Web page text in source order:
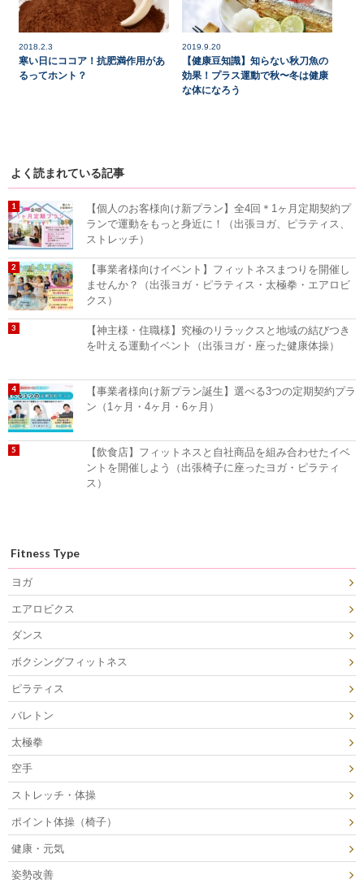
2018.2.3
寒い日にココア！抗肥満作用があ
るってホント？
2019.9.20
【健康豆知識】知らない秋刀魚の
効果！プラス運動で秋〜冬は健康
な体になろう
よく読まれている記事
【個人のお客様向け新プラン】全4回＊1ヶ月定期契約プ
ランで運動をもっと身近に！（出張ヨガ、ピラティス、
ストレッチ）
【事業者様向けイベント】フィットネスまつりを開催し
ませんか？（出張ヨガ・ピラティス・太極拳・エアロビ
クス）
【神主様・住職様】究極のリラックスと地域の結びつき
を叶える運動イベント（出張ヨガ・座った健康体操）
【事業者様向け新プラン誕生】選べる3つの定期契約プラ
ン（1ヶ月・4ヶ月・6ヶ月）
【飲食店】フィットネスと自社商品を組み合わせたイベ
ントを開催しよう（出張椅子に座ったヨガ・ピラティ
ス）
Fitness Type
ヨガ
エアロビクス
ダンス
ボクシングフィットネス
ピラティス
バレトン
太極拳
空手
ストレッチ・体操
ポイント体操（椅子）
健康・元気
姿勢改善